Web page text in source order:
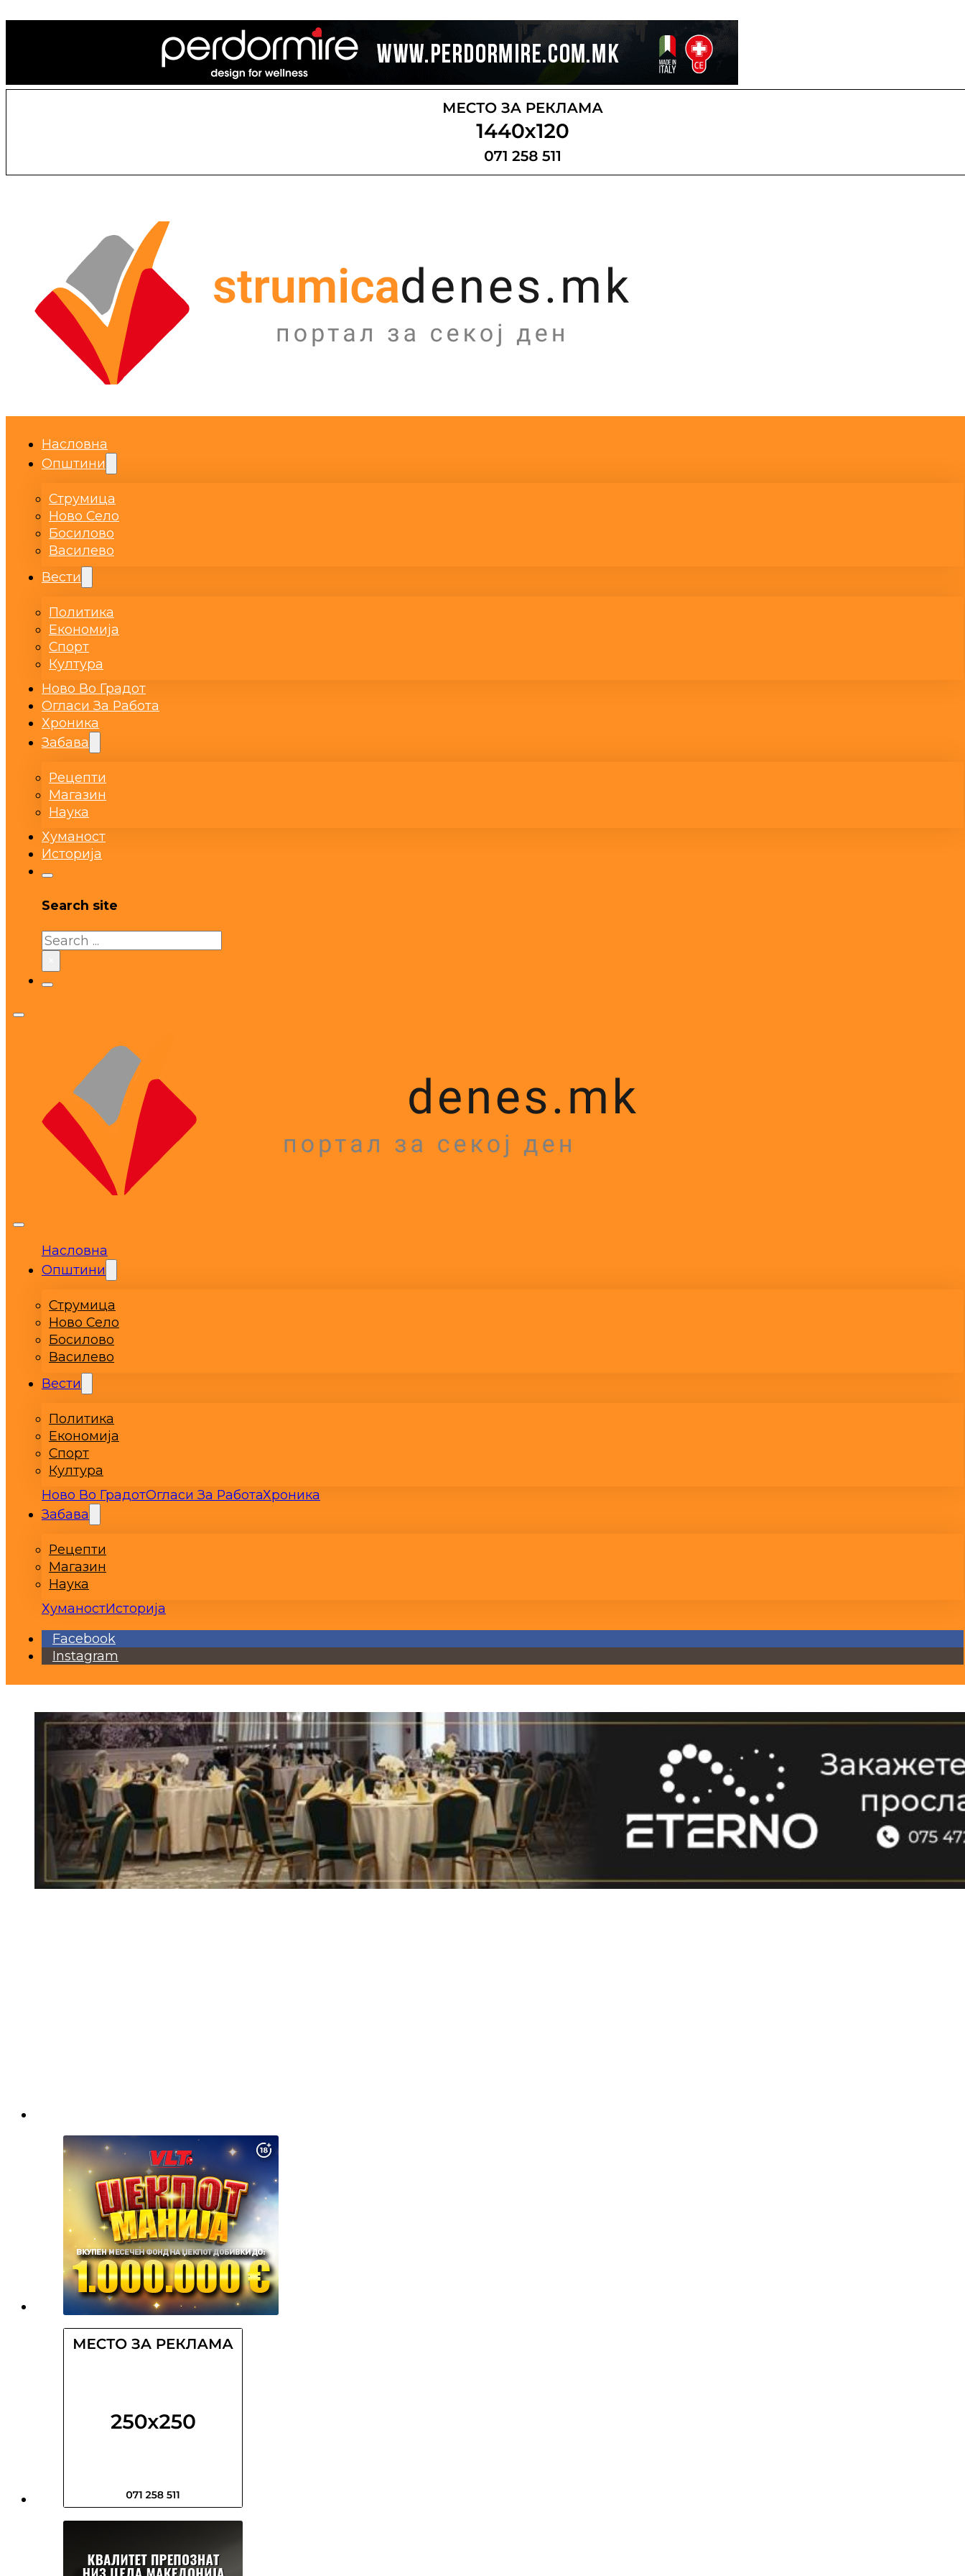
Насловна
Општини
Струмица
Ново Село
Босилово
Василево
Вести
Политика
Економија
Спорт
Култура
Ново Во Градот
Огласи За Работа
Хроника
Забава
Рецепти
Магазин
Наука
Хуманост
Историја
Search site
Search
Насловна
Општини
Струмица
Ново Село
Босилово
Василево
Вести
Политика
Економија
Спорт
Култура
Ново Во ГрадотОгласи За РаботаХроника
Забава
Рецепти
Магазин
Наука
ХуманостИсторија
Facebook
Instagram